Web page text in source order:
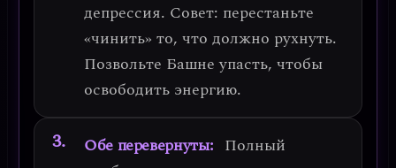
депрессия. Совет: перестаньте
«чинить» то, что должно рухнуть.
Позвольте Башне упасть, чтобы
освободить энергию.
Обе перевернуты: Полный